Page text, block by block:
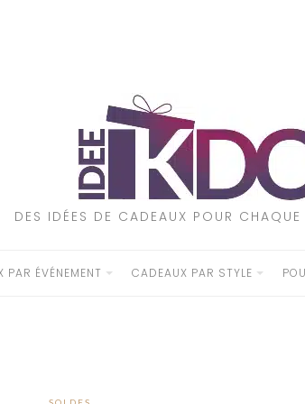
DES IDÉES DE CADEAUX POUR CHAQUE
PAR ÉVÉNEMENT CADEAUX PAR STYLE